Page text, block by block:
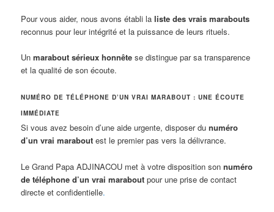
Pour vous aider, nous avons établi laliste des vrais marabouts
reconnus pour leur intégrité et la puissance de leurs rituels.
Unmarabout sérieux honnête se distingue par sa transparence
et la qualité de son écoute.
NUMÉRO DE TÉLÉPHONE D’UN VRAI MARABOUT : UNE ÉCOUTE
IMMÉDIATE
Si vous avez besoin d’une aide urgente, disposer dunuméro
d’un vrai marabout est le premier pas vers la délivrance.
Le Grand Papa ADJINACOU met à votre disposition sonnuméro
de téléphone d’un vrai marabout pour une prise de contact
directe et confidentielle.